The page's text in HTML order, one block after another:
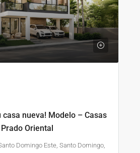
nueva! Modelo – Casas
Oriental
Domingo Este, Santo Domingo,